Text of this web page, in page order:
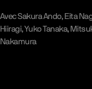
AvecSakura Ando Eita
Hiiragi Yuko Tanaka
Nakamura